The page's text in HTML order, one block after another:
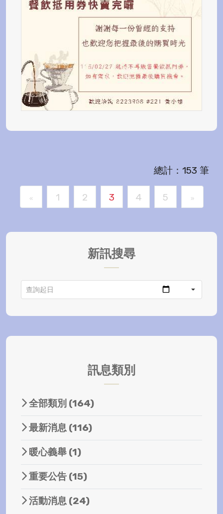
新訊搜尋
訊息類別
全部類別 (164)
最新消息 (116)
暖心義舉 (1)
重要公告 (15)
活動消息 (24)
總計：153 筆
« 1 2 3 4 5 »